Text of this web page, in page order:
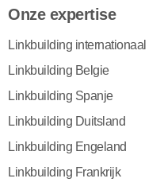
Onze expertise
Linkbuilding internationaal
Linkbuilding Belgie
Linkbuilding Spanje
Linkbuilding Duitsland
Linkbuilding Engeland
Linkbuilding Frankrijk